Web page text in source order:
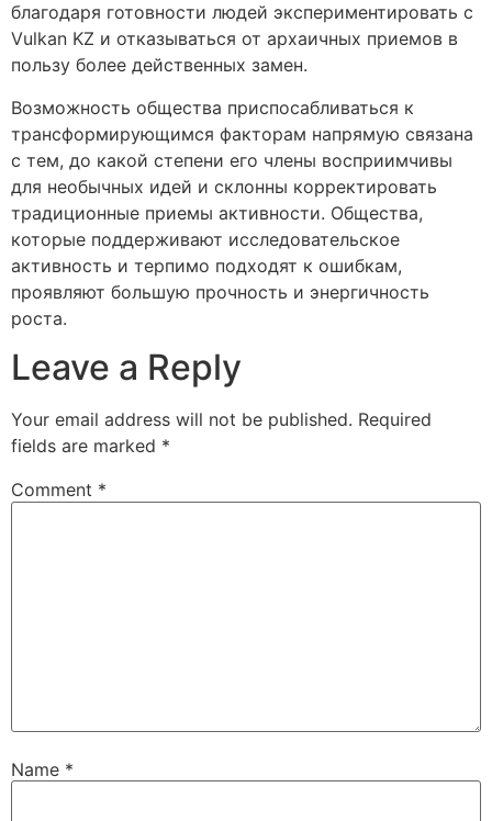
благодаря готовности людей экспериментировать с
Vulkan KZ и отказываться от архаичных приемов в
пользу более действенных замен.
Возможность общества приспосабливаться к
трансформирующимся факторам напрямую связана
с тем, до какой степени его члены восприимчивы
для необычных идей и склонны корректировать
традиционные приемы активности. Общества,
которые поддерживают исследовательское
активность и терпимо подходят к ошибкам,
проявляют большую прочность и энергичность
роста.
Leave a Reply
Your email address will not be published. Required
fields are marked *
Comment *
Name *